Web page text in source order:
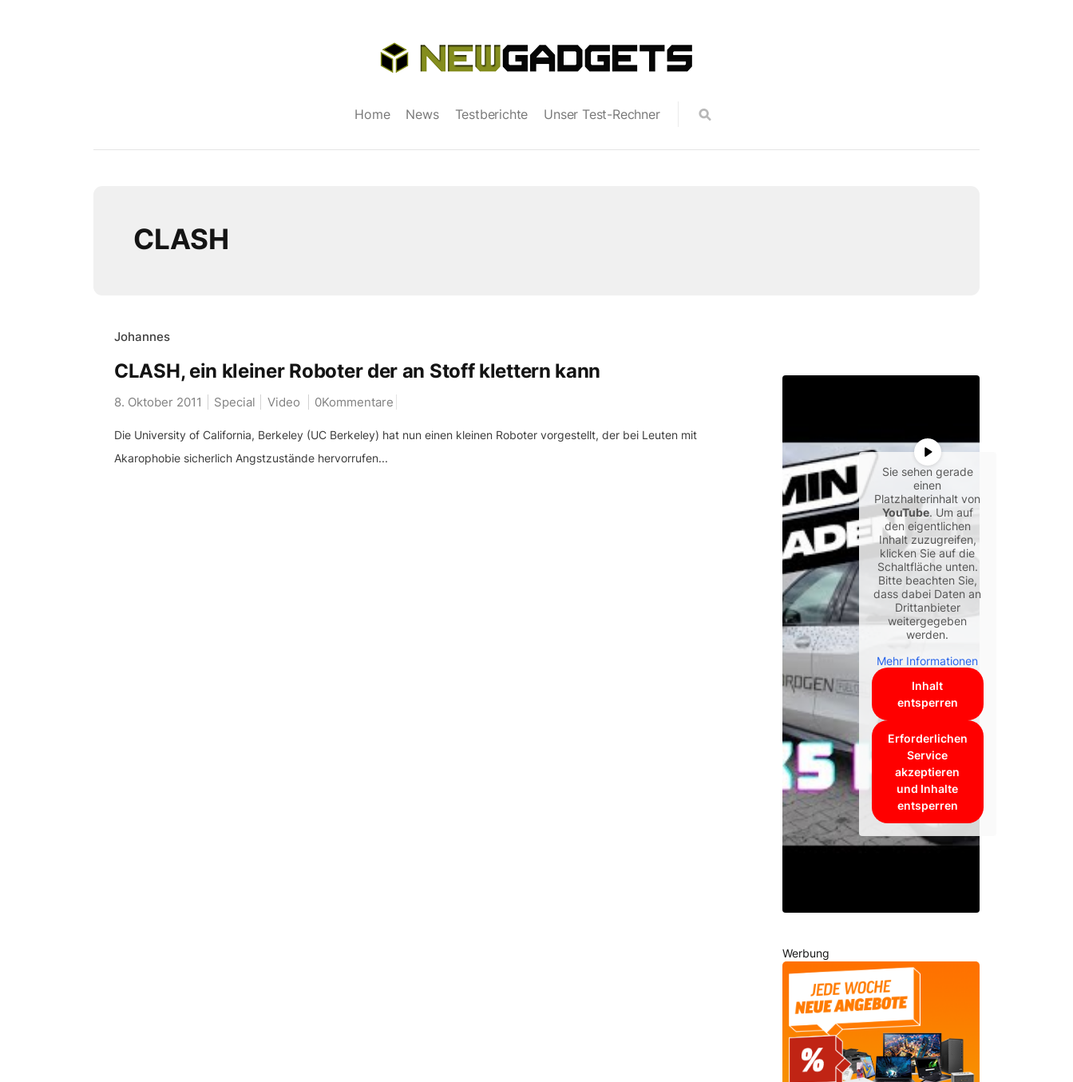
Home News Testberichte Unser Test-Rechner
CLASH
Johannes
CLASH, ein kleiner Roboter der an Stoff klettern kann
8. Oktober 2011 Special Video 0Kommentare
Die University of California, Berkeley (UC Berkeley) hat nun einen kleinen Roboter vorgestellt, der bei Leuten mit
Akarophobie sicherlich Angstzustände hervorrufen...
Sie sehen gerade
einen
Platzhalterinhalt von
YouTube. Um auf
den eigentlichen
Inhalt zuzugreifen,
klicken Sie auf die
Schaltfläche unten.
Bitte beachten Sie,
dass dabei Daten an
Drittanbieter
weitergegeben
werden.
Mehr Informationen
Inhalt
entsperren
Erforderlichen
Service
akzeptieren
und Inhalte
entsperren
Werbung